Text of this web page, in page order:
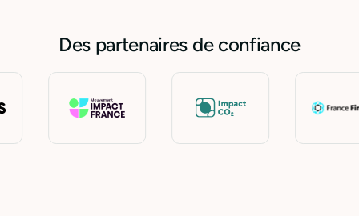
Des partenaires de confiance